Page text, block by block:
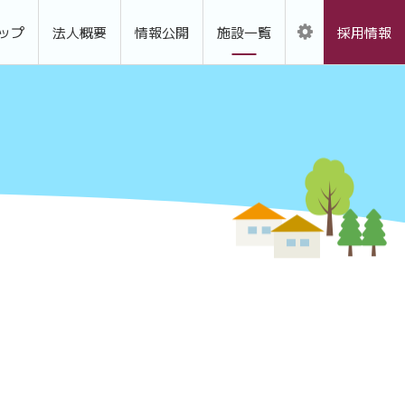
プ 法人概要 情報公開 施設一覧 採用情報